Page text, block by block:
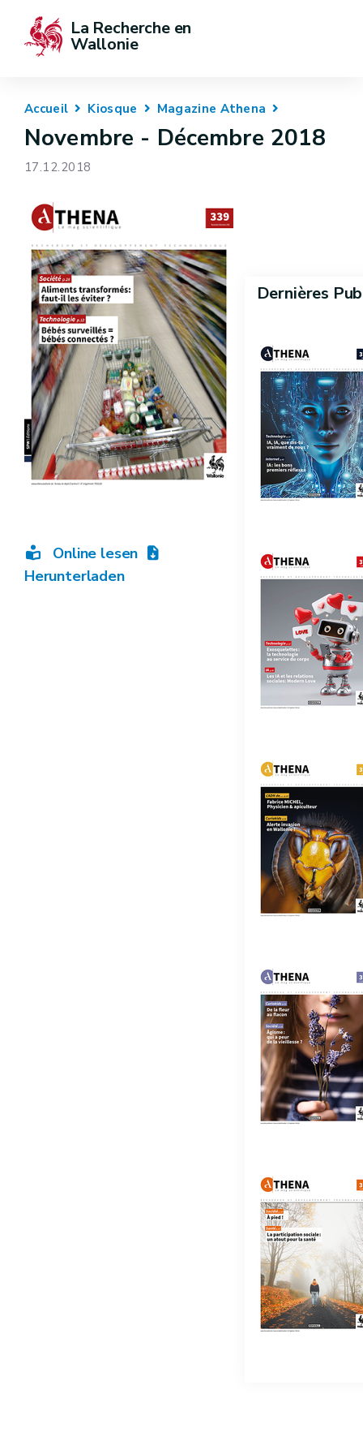
La Recherche en
Wallonie
Accueil Kiosque Magazine Athena
Novembre - Décembre 2018
17.12.2018
Online lesen
Herunterladen
Dernières